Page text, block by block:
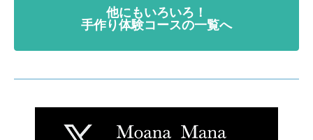
他にもいろいろ！
手作り体験コースの一覧へ